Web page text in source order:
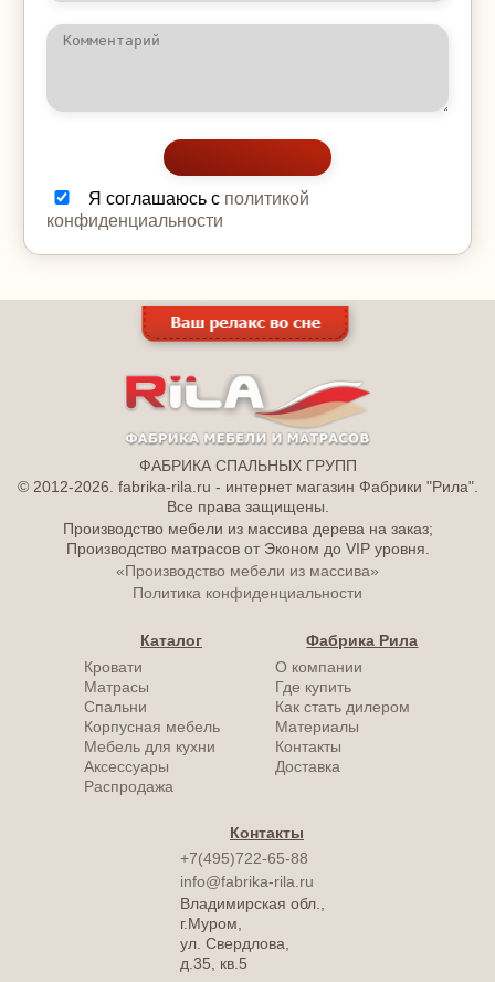
Я соглашаюсь с политикой
конфиденциальности
ФАБРИКА СПАЛЬНЫХ ГРУПП
© 2012-2026. fabrika-rila.ru - интернет магазин Фабрики "Рила".
Все права защищены.
Производство мебели из массива дерева на заказ;
Производство матрасов от Эконом до VIP уровня.
«Производство мебели из массива»
Политика конфиденциальности
Каталог
Кровати
Матрасы
Спальни
Корпусная мебель
Мебель для кухни
Аксессуары
Распродажа
Фабрика Рила
О компании
Где купить
Как стать дилером
Материалы
Контакты
Доставка
Контакты
+7(495)722-65-88
info@fabrika-rila.ru
Владимирская обл.,
г.Муром,
ул. Свердлова,
д.35, кв.5